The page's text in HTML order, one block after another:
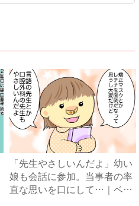
「先生やさしいんだよ」幼い
娘も会話に参加。当事者の率
直な思いを口にして…｜ベビ